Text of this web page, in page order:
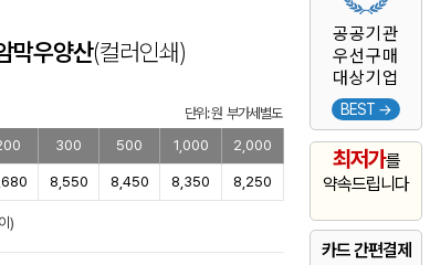
공공기관
우선구매
대상기업
BEST →
최저가를
약속드립니다
카드 간편결제
막우양산(컬러인쇄)
단위: 원 부가세별도
300 500 1,000 2,000
8,550 8,450 8,350 8,250
)